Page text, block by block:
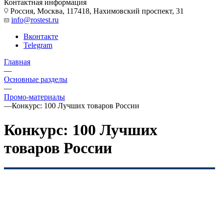
Контактная информация
Россия, Москва, 117418, Нахимовский проспект, 31
info@rostest.ru
Вконтакте
Telegram
Главная
—
Основные разделы
—
Промо-материалы
—Конкурс: 100 Лучших товаров России
Конкурс: 100 Лучших
товаров России